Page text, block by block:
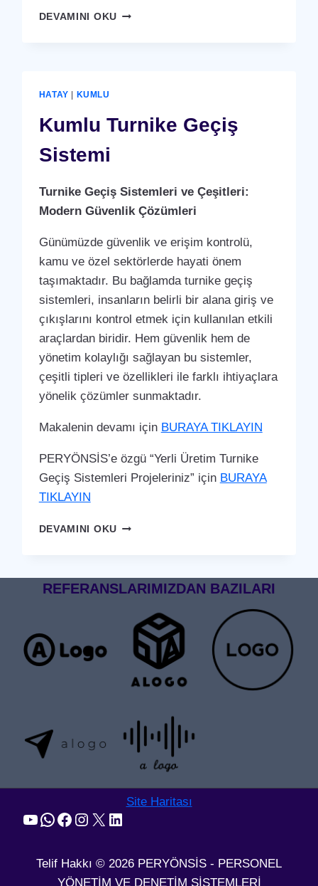
DEVAMINI OKUKUMLU
HATAY KUMLU
Kumlu Turnike Geçiş
Sistemi
Turnike Geçiş Sistemleri ve Çeşitleri:
Modern Güvenlik Çözümleri
Günümüzde güvenlik ve erişim kontrolü,
kamu ve özel sektörlerde hayati önem
taşımaktadır. Bu bağlamda turnike geçiş
sistemleri, insanların belirli bir alana giriş ve
çıkışlarını kontrol etmek için kullanılan etkili
araçlardan biridir. Hem güvenlik hem de
yönetim kolaylığı sağlayan bu sistemler,
çeşitli tipleri ve özellikleri ile farklı ihtiyaçlara
yönelik çözümler sunmaktadır.
Makalenin devamı için BURAYA TIKLAYIN
PERYÖNSİS’e özgü “Yerli Üretim Turnike
Geçiş Sistemleri Projeleriniz” için BURAYA
TIKLAYIN
DEVAMINI OKUKUMLU
REFERANSLARIMIZDAN BAZILARI
Site Haritası
YouTube WhatsApp Facebook Instagram X LinkedIn
Telif Hakkı © 2026 PERYÖNSİS - PERSONEL
YÖNETİM VE DENETİM SİSTEMLERİ